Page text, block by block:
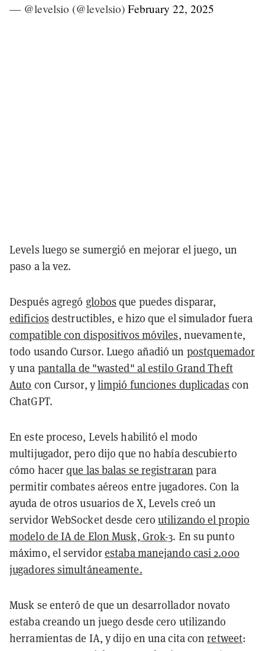
— @levelsio (@levelsio) February 22, 2025
Levels luego se sumergió en mejorar el juego, un
paso a la vez.
Después agregó globos que puedes disparar,
edificios destructibles, e hizo que el simulador fuera
compatible con dispositivos móviles, nuevamente,
todo usando Cursor. Luego añadió un postquemador
y una pantalla de "wasted" al estilo Grand Theft
Auto con Cursor, ylimpió funciones duplicadas con
ChatGPT.
En este proceso, Levels habilitó el modo
multijugador, pero dijo que no había descubierto
cómo hacerque las balas se registraran para
permitir combates aéreos entre jugadores. Con la
ayuda de otros usuarios de X, Levels creó un
servidor WebSocket desde ceroutilizando el propio
modelo de IA de Elon Musk, Grok-3. En su punto
máximo, el servidorestaba manejando casi 2.000
jugadores simultáneamente.
Musk se enteró de que un desarrollador novato
estaba creando un juego desde cero utilizando
herramientas de IA, y dijo en una cita conretweet: